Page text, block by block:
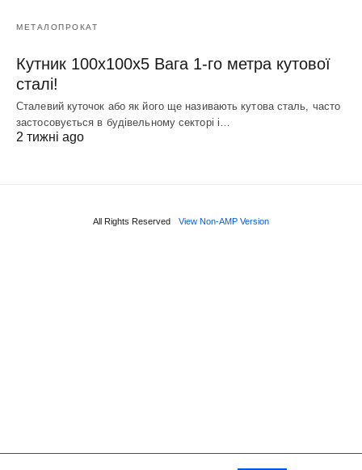
МЕТАЛОПРОКАТ
Кутник 100х100х5 Вага 1-го метра кутової
сталі!
Сталевий куточок або як його ще називають кутова сталь, часто
застосовується в будівельному секторі і…
2 тижні ago
All Rights Reserved View Non-AMP Version